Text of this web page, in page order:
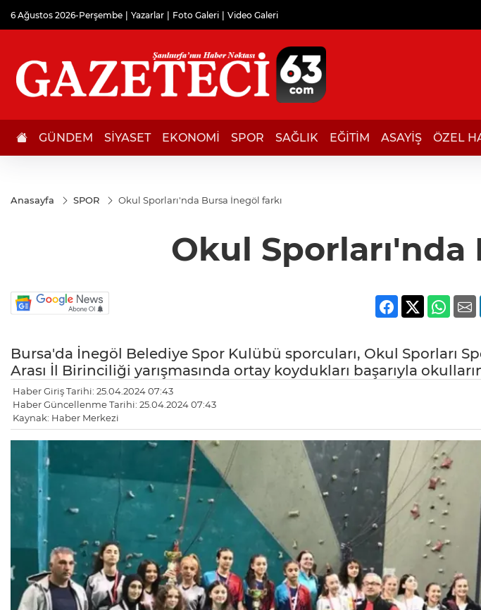
6 Ağustos 2026-Perşembe Yazarlar Foto Galeri Video Galeri
GÜNDEM SİYASET EKONOMİ SPOR SAĞLIK EĞİTİM ASAYİŞ ÖZEL
Anasayfa SPOR Okul Sporları'nda Bursa İnegöl farkı
Okul Sporları'nda
Bursa'da İnegöl Belediye Spor Kulübü sporcuları, Okul Sporları
Arası İl Birinciliği yarışmasında ortay koydukları başarıyla
Haber Giriş Tarihi: 25.04.2024 07:43
Haber Güncellenme Tarihi: 25.04.2024 07:43
Kaynak: Haber Merkezi